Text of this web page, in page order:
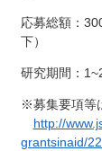
応募総額：
下）
研究期間：
※募集要項等
http://
grantsinaid/